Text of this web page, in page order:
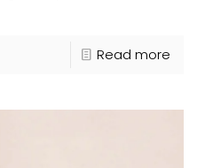
Read more